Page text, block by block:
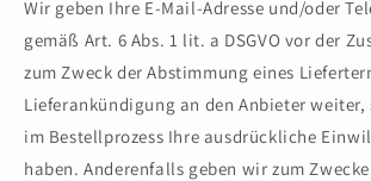
Wir geben Ihre E-Mail-Adresse und/oder
gemäß Art. 6 Abs. 1 lit. a DSGVO vor der
zum Zweck der Abstimmung eines
Lieferankündigung an den Anbieter weiter,
im Bestellprozess Ihre ausdrückliche
haben. Anderenfalls geben wir zum